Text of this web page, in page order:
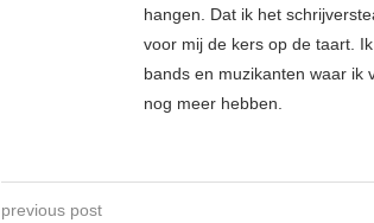
hangen. Dat ik het
voor mij de kers op de taart.
bands en muzikanten waar ik
nog meer hebben.
previous post